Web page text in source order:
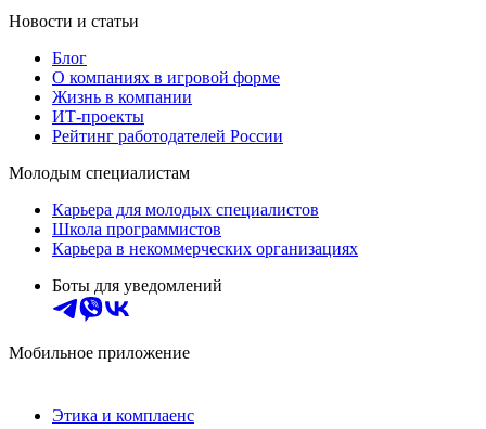
Новости и статьи
Блог
О компаниях в игровой форме
Жизнь в компании
ИТ-проекты
Рейтинг работодателей России
Молодым специалистам
Карьера для молодых специалистов
Школа программистов
Карьера в некоммерческих организациях
Боты для уведомлений
Мобильное приложение
Этика и комплаенс